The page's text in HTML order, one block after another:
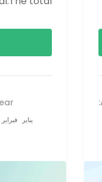
145 mi),...
يناير فبراير